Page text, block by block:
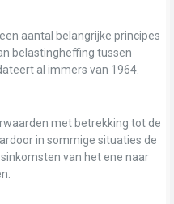
aantal belangrijke principes
belastingheffing tussen
al immers van 1964.
met betrekking tot de
in sommige situaties de
van het ene naar